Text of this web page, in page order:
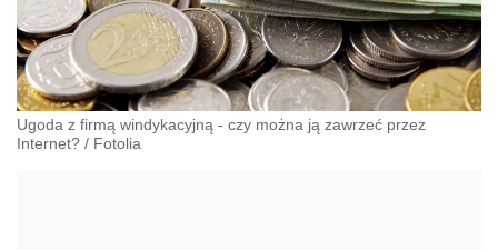
Ugoda z firmą windykacyjną - czy można ją zawrzeć przez
Internet? / Fotolia